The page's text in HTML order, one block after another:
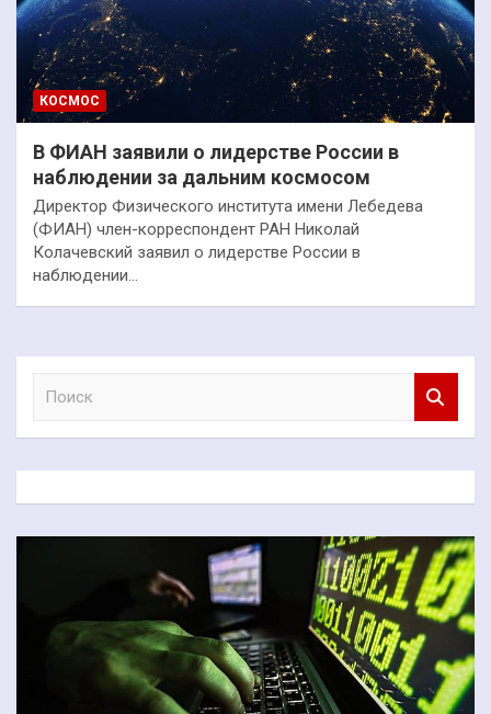
КОСМОС
В ФИАН заявили о лидерстве России в
наблюдении за дальним космосом
Директор Физического института имени Лебедева
(ФИАН) член-корреспондент РАН Николай
Колачевский заявил о лидерстве России в
наблюдении…
к